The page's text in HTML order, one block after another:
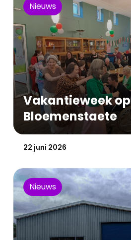
Nieuws
Vakantieweek op
Bloemenstaete
Gepubliceerd op:
22 juni 2026
Nieuws